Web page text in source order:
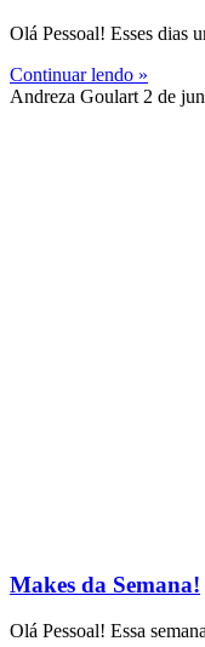
Olá Pessoal! Esses dias
Continuar lendo »
Andreza Goulart 2 de
Makes da Semana!
Olá Pessoal! Essa